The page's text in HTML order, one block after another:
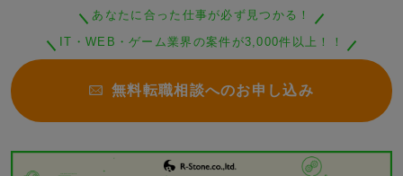
あなたに合った仕事が必ず見つかる！
IT・WEB・ゲーム業界の案件が3,000件以上！！
無料転職相談へのお申し込み